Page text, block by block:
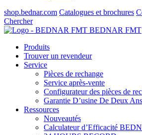
shop.bednar.com Catalogues et brochures
Chercher
BEDNAR FMT
Produits
Trouver un revendeur
Service
Pièces de rechange
Service après-vente
Configurateur des pièces de
Garantie D’usine De Deux Ans
Ressources
Nouveautés
Calculateur d’Efficacité